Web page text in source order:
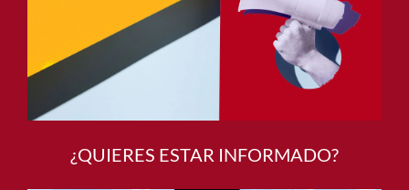
¿QUIERES ESTAR INFORMADO?